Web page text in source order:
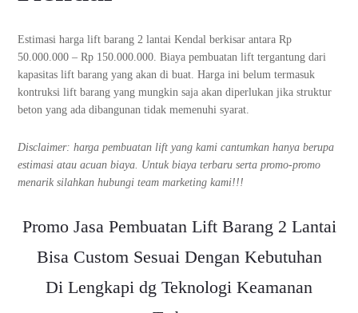
Estimasi harga lift barang 2 lantai Kendal berkisar antara Rp
50.000.000 – Rp 150.000.000. Biaya pembuatan lift tergantung dari
kapasitas lift barang yang akan di buat. Harga ini belum termasuk
kontruksi lift barang yang mungkin saja akan diperlukan jika struktur
beton yang ada dibangunan tidak memenuhi syarat.
Disclaimer: harga pembuatan lift yang kami cantumkan hanya berupa
estimasi atau acuan biaya. Untuk biaya terbaru serta promo-promo
menarik silahkan hubungi team marketing kami!!!
Promo Jasa Pembuatan Lift Barang 2 Lantai
Bisa Custom Sesuai Dengan Kebutuhan
Di Lengkapi dg Teknologi Keamanan